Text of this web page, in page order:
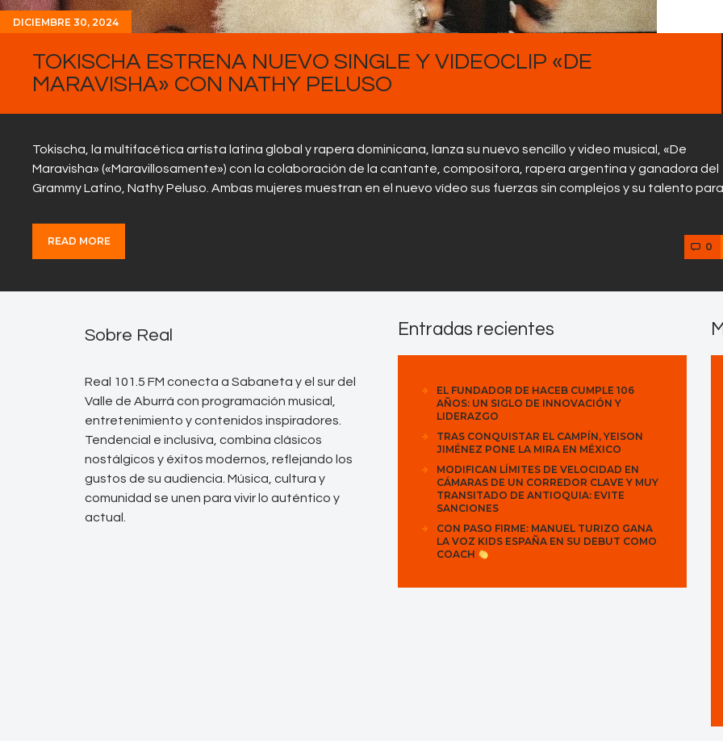
DICIEMBRE 30, 2024
TOKISCHA ESTRENA NUEVO SINGLE Y VIDEOCLIP «DE
MARAVISHA» CON NATHY PELUSO
Tokischa, la multifacética artista latina global y rapera dominicana, lanza su nuevo sencillo y video musical, «De
Maravisha» («Maravillosamente») con la colaboración de la cantante, compositora, rapera argentina y ganadora del
Grammy Latino, Nathy Peluso. Ambas mujeres muestran en el nuevo vídeo sus fuerzas sin complejos y su talento
READ MORE 0
Sobre Real
Real 101.5 FM conecta a Sabaneta y el sur del
Valle de Aburrá con programación musical,
entretenimiento y contenidos inspiradores.
Tendencial e inclusiva, combina clásicos
nostálgicos y éxitos modernos, reflejando los
gustos de su audiencia. Música, cultura y
comunidad se unen para vivir lo auténtico y
actual.
Entradas recientes
EL FUNDADOR DE HACEB CUMPLE 106
AÑOS: UN SIGLO DE INNOVACIÓN Y
LIDERAZGO
TRAS CONQUISTAR EL CAMPÍN, YEISON
JIMÉNEZ PONE LA MIRA EN MÉXICO
MODIFICAN LÍMITES DE VELOCIDAD EN
CÁMARAS DE UN CORREDOR CLAVE Y MUY
TRANSITADO DE ANTIOQUIA: EVITE
SANCIONES
CON PASO FIRME: MANUEL TURIZO GANA
LA VOZ KIDS ESPAÑA EN SU DEBUT COMO
COACH